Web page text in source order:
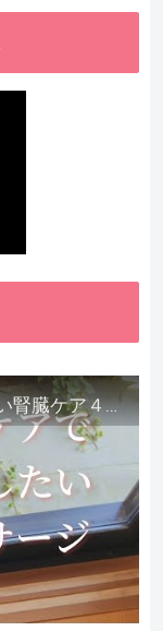
【毒出し】老廃物を身体に溜めない腎臓ケア４種をご紹介します。